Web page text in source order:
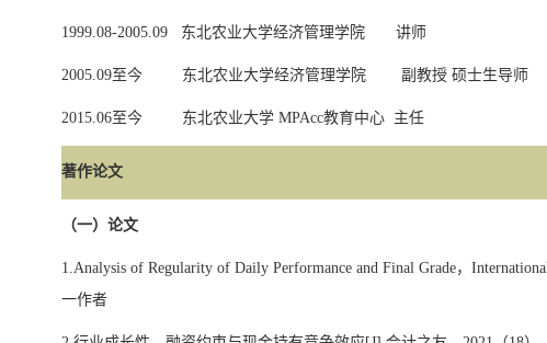
1999.08-2005.09 东北农业大学经济管理学院 讲师
2005.09至今 东北农业大学经济管理学院 副教授 硕士生导师
2015.06至今 东北农业大学 MPAcc教育中心 主任
著作论文
（一）论文
1.Analysis of Regularity of Daily Performance and Final Grade，
一作者